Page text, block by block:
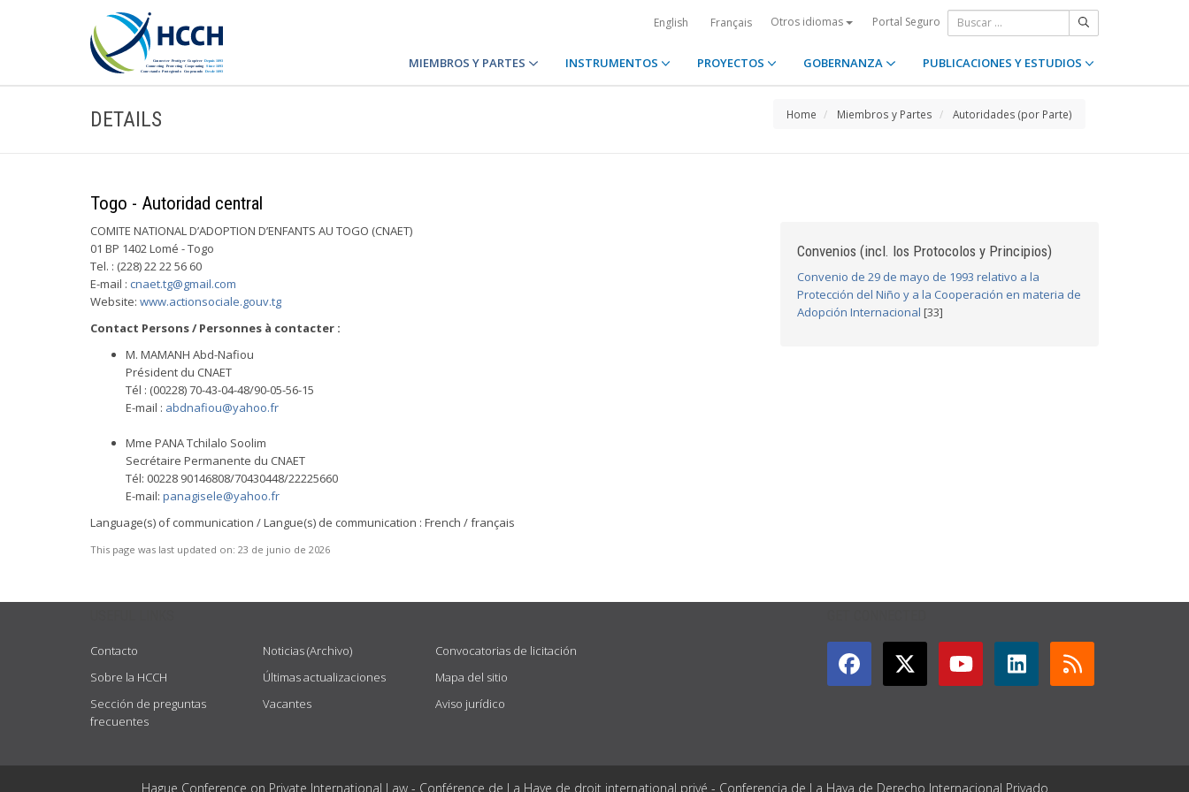
English Français Otros idiomas Portal Seguro
MIEMBROS Y PARTES INSTRUMENTOS PROYECTOS GOBERNANZA PUBLICACIONES Y ESTUDIOS
DETAILS Home Miembros y Partes Autoridades (por Parte)
Togo - Autoridad central
COMITE NATIONAL D’ADOPTION D’ENFANTS AU TOGO (CNAET)
01 BP 1402 Lomé - Togo
Tel. : (228) 22 22 56 60
E-mail : cnaet.tg@gmail.com
Website: www.actionsociale.gouv.tg
Contact Persons / Personnes à contacter :
M. MAMANH Abd-Nafiou
Président du CNAET
Tél : (00228) 70-43-04-48/90-05-56-15
E-mail : abdnafiou@yahoo.fr
Mme PANA Tchilalo Soolim
Secrétaire Permanente du CNAET
Tél: 00228 90146808/70430448/22225660
E-mail: panagisele@yahoo.fr
Language(s) of communication / Langue(s) de communication : French / français
This page was last updated on: 23 de junio de 2026
Convenios (incl. los Protocolos y Principios)
Convenio de 29 de mayo de 1993 relativo a la
Protección del Niño y a la Cooperación en materia de
Adopción Internacional [33]
Contacto
Sobre la HCCH
Sección de preguntas
frecuentes
Noticias (Archivo)
Últimas actualizaciones
Vacantes
Convocatorias de licitación
Mapa del sitio
Aviso jurídico
Hague Conference on Private International Law - Conférence de La Haye de droit international privé - Conferencia de La Haya de Derecho Internacional Privado